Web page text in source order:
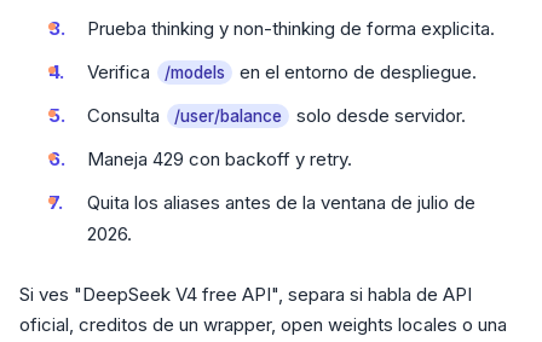
Prueba thinking y non-thinking de forma explicita.
Verifica
/models
en el entorno de despliegue.
Consulta
/user/balance
solo desde servidor.
Maneja 429 con backoff y retry.
Quita los aliases antes de la ventana de julio de
2026.
Si ves "DeepSeek V4 free API", separa si habla de API
oficial, creditos de un wrapper, open weights locales o una